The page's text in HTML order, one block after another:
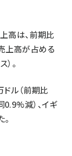
高は、前期比
上高が占める
。
ル（前期比
減）、イギ